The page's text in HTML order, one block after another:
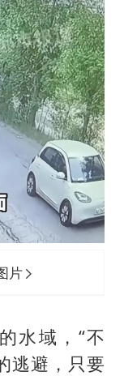
片
水域，“不
逃避，只要